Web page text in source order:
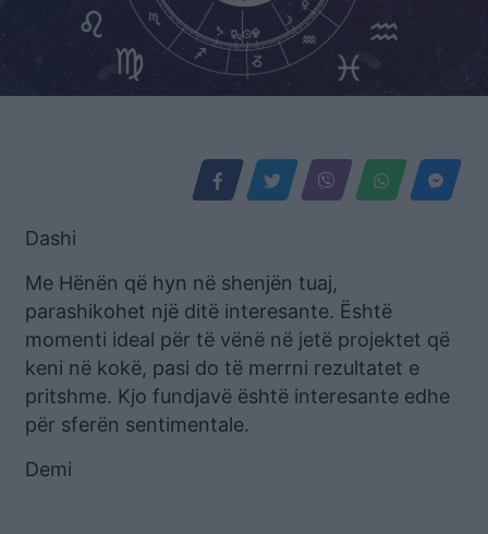
Dashi
Me Hënën që hyn në shenjën tuaj,
parashikohet një ditë interesante. Është
momenti ideal për të vënë në jetë projektet që
keni në kokë, pasi do të merrni rezultatet e
pritshme. Kjo fundjavë është interesante edhe
për sferën sentimentale.
Demi